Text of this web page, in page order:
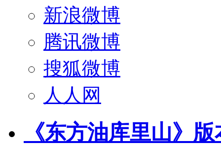
新浪微博
腾讯微博
搜狐微博
人人网
《东方油库里山》